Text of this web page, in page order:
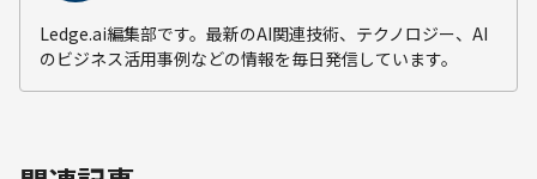
Ledge.ai編集部です。最新のAI関連技術、テクノロジー、AI
のビジネス活用事例などの情報を毎日発信しています。